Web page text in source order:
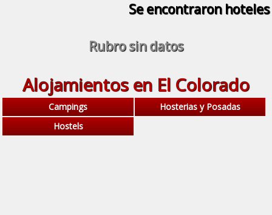
Se encontraron hoteles
Rubro sin datos
Alojamientos en El Colorado
Campings
Hosterias y Posadas
Hostels